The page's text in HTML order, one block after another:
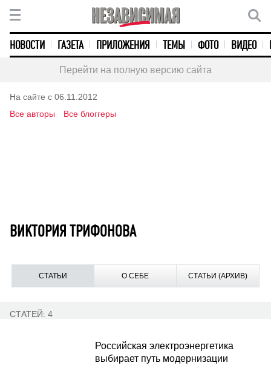
НОВОСТИ ГАЗЕТА ПРИЛОЖЕНИЯ ТЕМЫ ФОТО ВИДЕО
Перейти на полную версию сайта
На сайте с 06.11.2012
Все авторы
Все блоггеры
ВИКТОРИЯ ТРИФОНОВА
СТАТЬИ О СЕБЕ СТАТЬИ (АРХИВ)
СТАТЕЙ: 4
Российская электроэнергетика
выбирает путь модернизации